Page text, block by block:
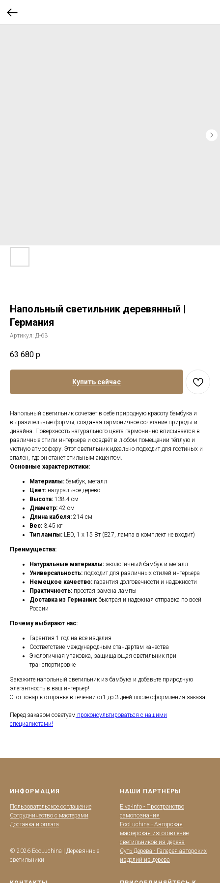
Напольный светильник деревянный |
Германия
Артикул: Д-63
63 680 р.
Купить сейчас
Напольный светильник сочетает в себе природную красоту бамбука и
выразительные формы, создавая гармоничное сочетание природы и
дизайна. Поверхность натурального цвета гармонично вписывается в
различные стили интерьера и создаёт в любом помещении тёплую и
уютную атмосферу. Этот светильник идеально подходит для гостиных и
спален, где он станет стильным акцентом.
Основные характеристики:
Материалы: бамбук, металл
Цвет: натуральное дерево
Высота: 138.4 см
Диаметр: 42 см
Длина кабеля: 214 см
Вес: 3.45 кг
Тип лампы: LED, 1 x 15 Вт (E27, лампа в комплект не входит)
Преимущества:
Натуральные материалы: экологичный бамбук и металл
Универсальность: подходит для различных стилей интерьера
Немецкое качество: гарантия долговечности и надежности
Практичность: простая замена лампы
Доставка из Германии: быстрая и надежная отправка по всей
России
Почему выбирают нас:
Гарантия 1 год на все изделия
Соответствие международным стандартам качества
Экологичная упаковка, защищающая светильник при
транспортировке
Закажите напольный светильник из бамбука и добавьте природную
элегантность в ваш интерьер!
Этот товар к отправке в течении от1 до 3 дней после оформления заказа!
Перед заказом советуем проконсультироваться с нашими
специалистами!
ИНФОРМАЦИЯ
Пользовательское соглашение
Сотрудничество с мастерами
Доставка и оплата
© 2026 EcoLuchina | Деревянные
светильники
НАШИ ПАРТНЁРЫ
Eiva-Info - Пространство
самопознания
EcoLuchina - Авторская
мастерская изготовление
светильников из дерева
Суть Дерева - Галерея авторских
изделий из дерева